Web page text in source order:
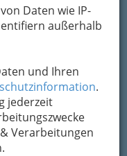
Daten wie IP-
außerhalb
und Ihren
.
jederzeit
Verarbeitungen